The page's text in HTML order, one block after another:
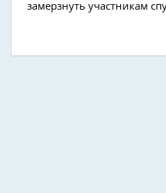
замерзнуть участникам